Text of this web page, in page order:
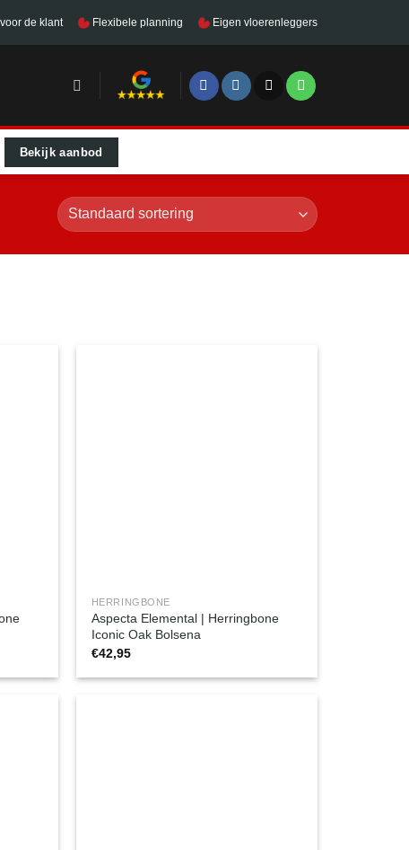
de klant Flexibele planning Eigen vloerenleggers
Bekijk aanbod
HERRINGBONE
Aspecta Elemental | Herringbone
Iconic Oak Bolsena
€42,95